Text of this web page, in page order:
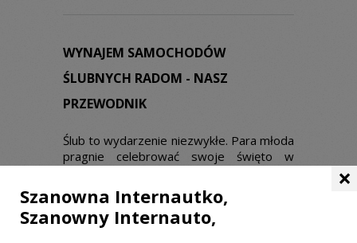
WYNAJEM SAMOCHODÓW
ŚLUBNYCH RADOM - NASZ
PRZEWODNIK
Ślub to wydarzenie niezwykłe. Para młoda
pragnie celebrować swoje święto w
zadowoliła zakochanych, liczą się
wszystkie drobne szczegóły tworzące
całość. Nie można zatem dopuścić, by coś
×
Szanowna Internautko,
Szanowny Internauto,